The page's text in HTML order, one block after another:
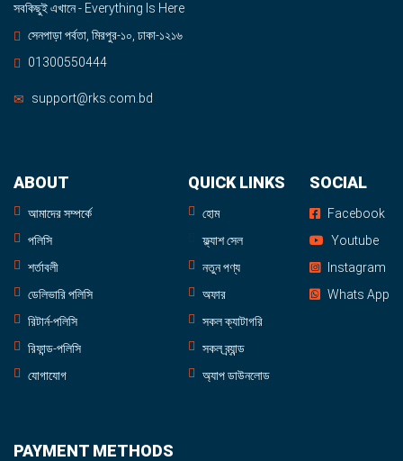
সবকিছুই এখানে - Everything Is Here
সেনপাড়া পর্বতা, মিরপুর-১০, ঢাকা-১২১৬
01300550444
support@rks.com.bd
ABOUT
আমাদের সম্পর্কে
পলিসি
শর্তাবলী
ডেলিভারি পলিসি
রিটার্ন-পলিসি
রিফান্ড-পলিসি
যোগাযোগ
QUICK LINKS
হোম
ফ্ল্যাশ সেল
নতুন পণ্য
অফার
সকল ক্যাটাগরি
সকল ব্র্যান্ড
অ্যাপ ডাউনলোড
SOCIAL
Facebook
Youtube
Instagram
Whats App
PAYMENT METHODS